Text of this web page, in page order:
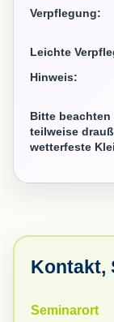
Verpflegung:
Leichte
Hinweis:
Bitte beachten
teilweise
wetterfeste
Kontakt,
Seminarort